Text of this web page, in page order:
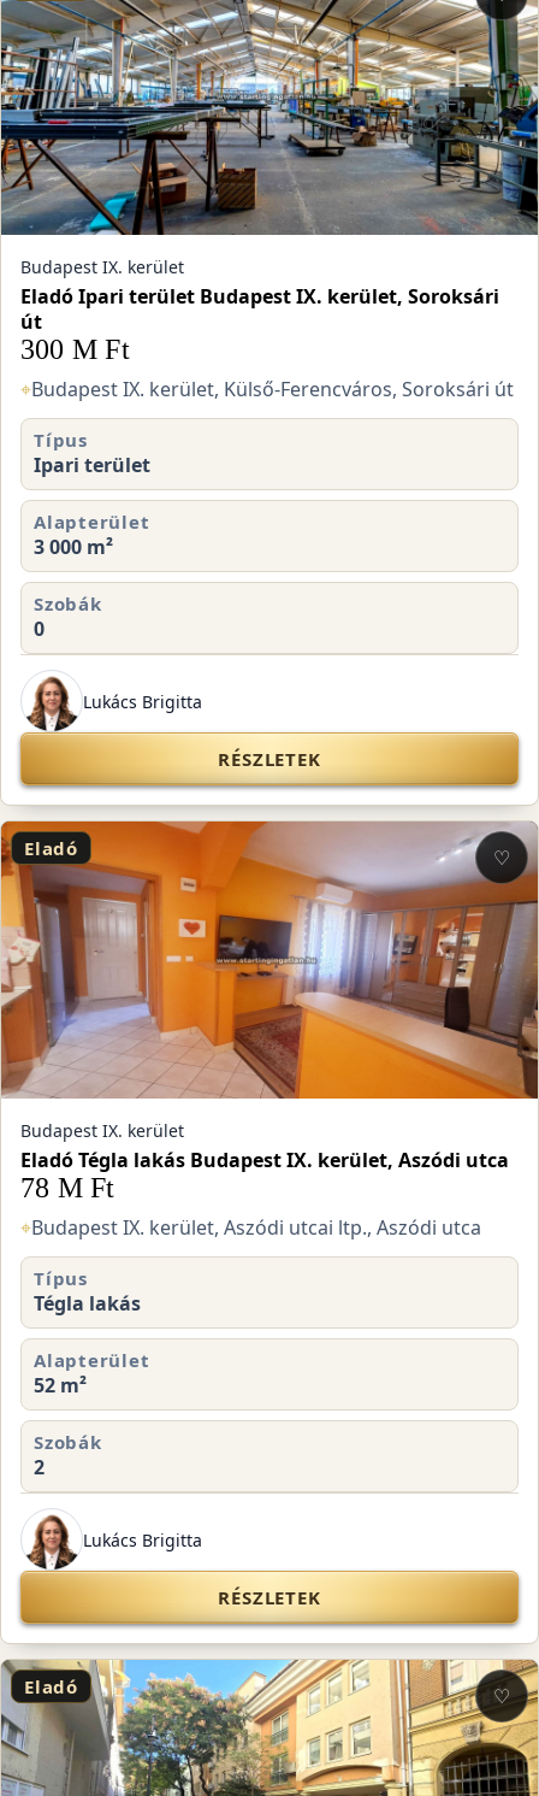
Budapest IX. kerület
Eladó Ipari terület Budapest IX. kerület, Soroksári
út
300 M Ft
⌖Budapest IX. kerület, Külső-Ferencváros, Soroksári út
Típus
Ipari terület
Alapterület
3 000 m²
Szobák
0
Lukács Brigitta
RÉSZLETEK
Eladó ♡
Budapest IX. kerület
Eladó Tégla lakás Budapest IX. kerület, Aszódi utca
78 M Ft
⌖Budapest IX. kerület, Aszódi utcai ltp., Aszódi utca
Típus
Tégla lakás
Alapterület
52 m²
Szobák
2
Lukács Brigitta
RÉSZLETEK
Eladó ♡